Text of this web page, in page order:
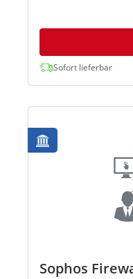
Sofort lieferbar
Sophos